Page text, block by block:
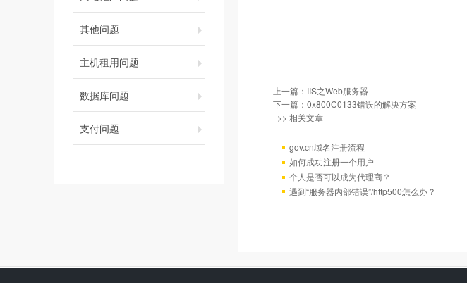
其他问题
主机租用问题
数据库问题
支付问题
上一篇： IIS之Web服务器
下一篇： 0x800C0133错误的解决方案
>> 相关文章
gov.cn域名注册流程
如何成功注册一个用户
个人是否可以成为代理商？
遇到“服务器内部错误”/http500怎么办？